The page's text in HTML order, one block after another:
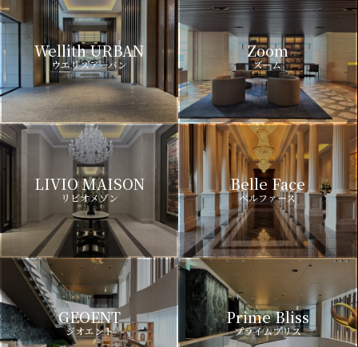
Wellith URBAN
ウエリスアーバン
Zoom
ズーム
LIVIO MAISON
リビオメゾン
Belle Face
ベルファース
GEOENT
ジオエント
Prime Bliss
プライムブリス